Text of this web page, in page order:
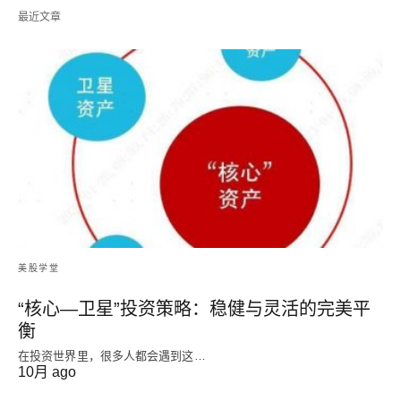
最近文章
美股学堂
“核心—卫星”投资策略：稳健与灵活的完美平
衡
在投资世界里，很多人都会遇到这…
10月 ago